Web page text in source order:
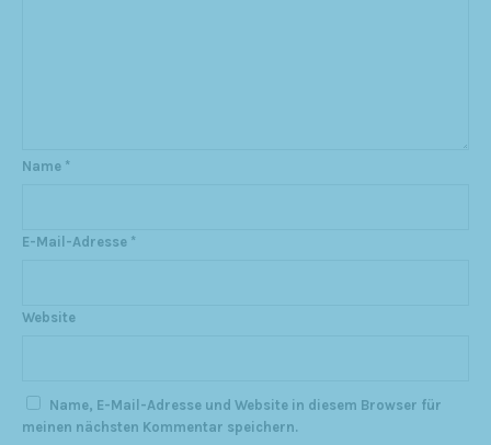
Name *
E-Mail-Adresse *
Website
Name, E-Mail-Adresse und Website in diesem Browser für
meinen nächsten Kommentar speichern.